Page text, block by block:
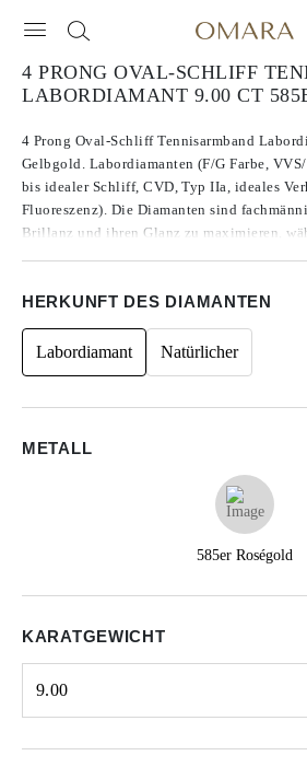
4 PRONG OVAL-SCHLIFF
LABORDIAMANT 9.00 CT
4 Prong Oval-Schliff Tennisarmband
Gelbgold. Labordiamanten (F/G Farbe,
bis idealer Schliff, CVD, Typ IIa, ideales
Fluoreszenz). Die Diamanten sind
Brillanz und ihren Glanz zu maximieren,
einem wirklich außergewöhnlichen
HERKUNFT DES DIAMANTEN
Labordiamant Natürlicher
METALL
585er Roségold
KARATGEWICHT
9.00